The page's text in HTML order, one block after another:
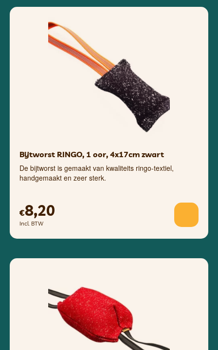
Bijtworst RINGO, 1 oor, 4x17cm zwart
De bijtworst is gemaakt van kwaliteits ringo-textiel,
handgemaakt en zeer sterk.
€8,20
Incl. BTW